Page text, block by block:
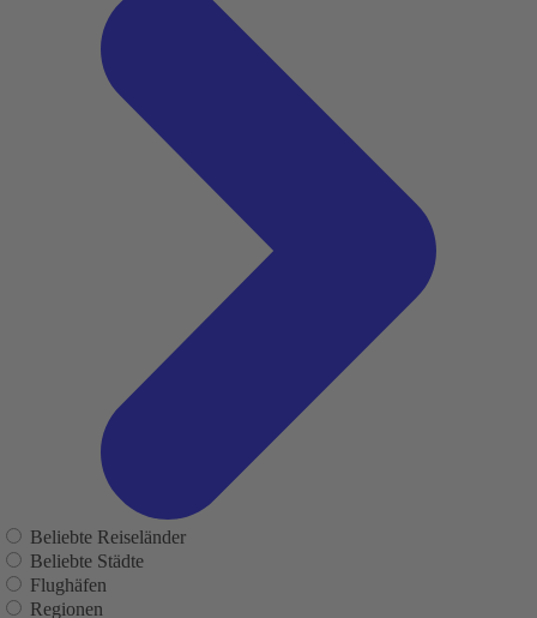
Beliebte Reiseländer
Beliebte Städte
Flughäfen
Regionen